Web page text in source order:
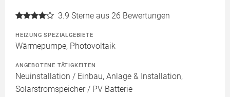
3.9 Sterne aus 26 Bewertungen
HEIZUNG SPEZIALGEBIETE
Wärmepumpe, Photovoltaik
ANGEBOTENE TÄTIGKEITEN
Neuinstallation / Einbau, Anlage & Installation,
Solarstromspeicher / PV Batterie